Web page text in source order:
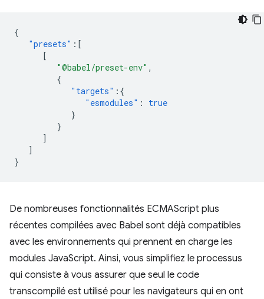
{
"presets" :[
[
"@babel/preset-env" ,
{
"targets" :{
"esmodules" :
true
}
}
]
]
}
De nombreuses fonctionnalités ECMAScript plus
récentes compilées avec Babel sont déjà compatibles
avec les environnements qui prennent en charge les
modules JavaScript. Ainsi, vous simplifiez le processus
qui consiste à vous assurer que seul le code
transcompilé est utilisé pour les navigateurs qui en ont